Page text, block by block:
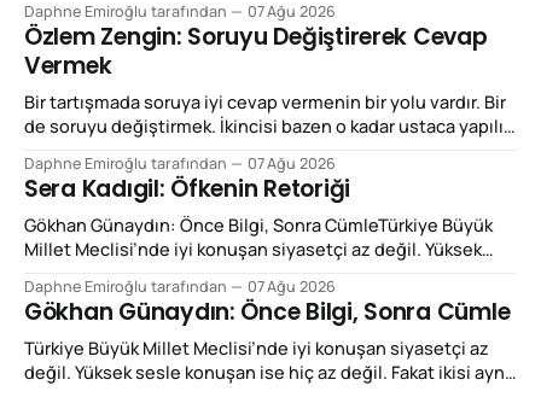
Neyse ki aradan birkaç bin yıl geçince Yunanlar meseleyi
biraz sistematik hâle getirip adına retorik dediler. Bugün
“retorik” kelimesini çoğunlukla küçümseyici biçimde
kullanıyoruz. “Bunlar retorik”, “retorikten başka bir şey
Daphne Emiroğlu tarafından 07 Ağu 2026
Özlem Zengin: Soruyu Değiştirerek Cevap
Vermek
Bir tartışmada soruya iyi cevap vermenin bir yolu vardır. Bir
de soruyu değiştirmek. İkincisi bazen o kadar ustaca yapılır
konuşmalarını izlerken dikkatimi çeken temel retorik özellik
bu: Önüne konulan tartışmanın çerçevesini kabul etmek
yerine sık sık o çerçeveyi değiştiriyor. Bu,
retorikte reframing,
Daphne Emiroğlu tarafından 07 Ağu 2026
Sera Kadıgil: Öfkenin Retoriği
Gökhan Günaydın: Önce Bilgi, Sonra CümleTürkiye Büyük
Millet Meclisi’nde iyi konuşan siyasetçi az değil. Yüksek
Şimdi size Gökhan Günaydın Fan Club’tan yazıyorum. Bir
konuşmayı güçlü yapan şey sesin desibeli, kürsüye vurulan
elin şiddeti ya da karşı sıradan
Daphne Emiroğlu tarafından 07 Ağu 2026
Gökhan Günaydın: Önce Bilgi, Sonra Cümle
Türkiye Büyük Millet Meclisi’nde iyi konuşan siyasetçi az
değil. Yüksek sesle konuşan ise hiç az değil. Fakat ikisi aynı